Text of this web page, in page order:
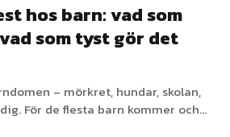
hos barn: vad som
som tyst gör det
– mörkret, hundar, skolan,
För de flesta barn kommer och